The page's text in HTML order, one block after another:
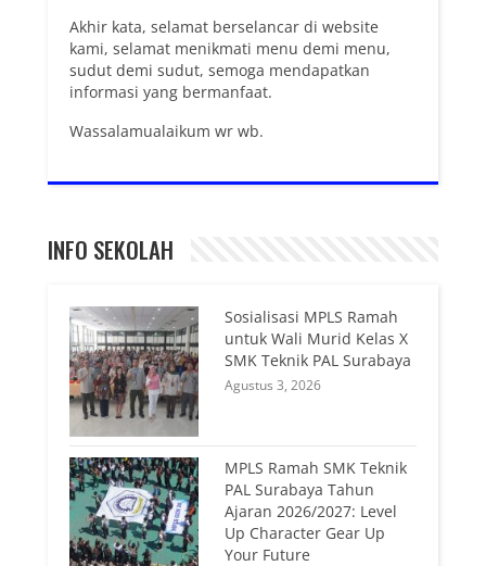
Akhir kata, selamat berselancar di website
kami, selamat menikmati menu demi menu,
sudut demi sudut, semoga mendapatkan
informasi yang bermanfaat.
Wassalamualaikum wr wb.
INFO SEKOLAH
Sosialisasi MPLS Ramah
untuk Wali Murid Kelas X
SMK Teknik PAL Surabaya
Agustus 3, 2026
MPLS Ramah SMK Teknik
PAL Surabaya Tahun
Ajaran 2026/2027: Level
Up Character Gear Up
Your Future